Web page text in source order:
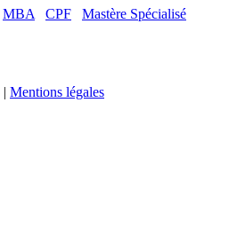
MBA CPF
Mastère Spécialisé
Mentions légales